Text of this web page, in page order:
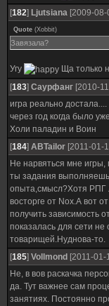
[182] Ljutsiana [2009-
Quote (Xobbit)
Завязала?
Угу
Ща только
[183] Саурфанг [2010-
игра реально достала....
через год когда было
Холи паладин и Воин
[184] ABTailor [2011-01-
Не нарвяться мне игры,
ты задания
опыта,смысл?Хотя РПГ
восторге от Nox.А вот
получить зависимость
показалась для сети
товарищей.Нуднова-то.
[185] Vollmond [2011-01-
Не, в вов раскачка
да. Тут важнее сам
занятиях. Постоянно